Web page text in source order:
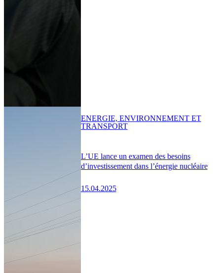
L’UE lance un examen des besoins
d’investissement dans l’énergie nucléaire
15.04.2025
ENERGIE, ENVIRONNEMENT ET
TRANSPORT